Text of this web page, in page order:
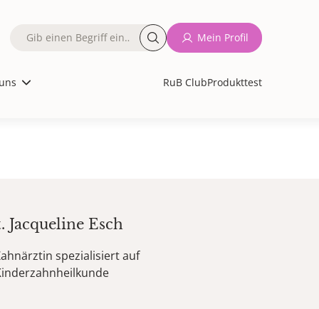
RuB ClubProdukttest
Fulltext
Mein Profil
Jacqueline Esch
spezialisiert auf